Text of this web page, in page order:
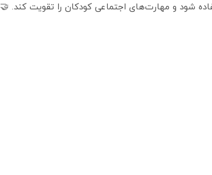
شود و مهارت‌های اجتماعی کودکان را تقویت کند. 🤝